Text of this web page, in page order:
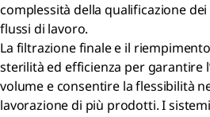
complessità della qualificazione
flussi di lavoro.
La filtrazione finale e il
sterilità ed efficienza per garantire
volume e consentire la flessibilità
lavorazione di più prodotti. I